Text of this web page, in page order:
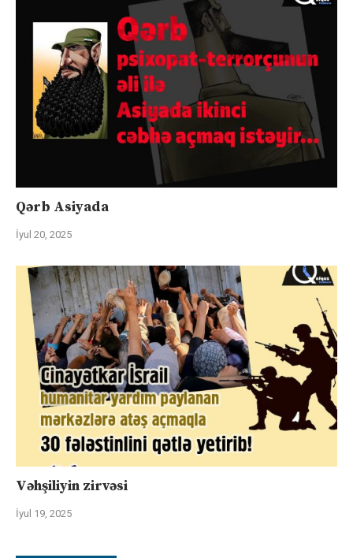
Qərb Asiyada
İyul 20, 2025
Vəhşiliyin zirvəsi
İyul 19, 2025